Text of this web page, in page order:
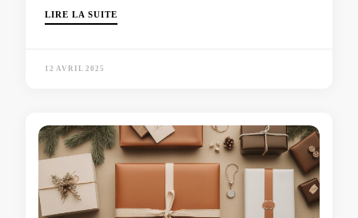
LIRE LA SUITE
12 AVRIL 2025